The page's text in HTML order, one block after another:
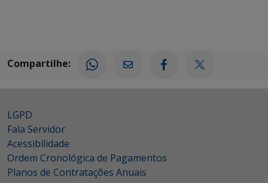
Compartilhe:
LGPD
Fala Servidor
Acessibilidade
Ordem Cronológica de Pagamentos
Planos de Contratações Anuais